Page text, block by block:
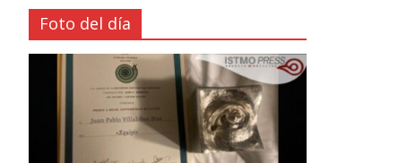
Foto del día